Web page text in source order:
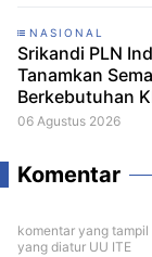
NASIONAL
Srikandi PLN
Tanamkan
Berkebutuhan
Srikandi
06 Agustus 2026
Komentar
komentar yang
yang diatur UU ITE